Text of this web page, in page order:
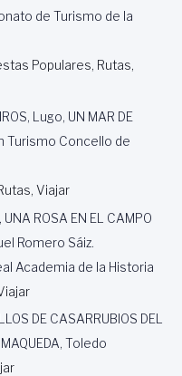
de Turismo de la
Populares, Rutas,
Lugo, UN MAR DE
Turismo Concello de
Viajar
ROSA EN EL CAMPO
Romero Sáiz.
Academia de la Historia
DE CASARRUBIOS DEL
Toledo